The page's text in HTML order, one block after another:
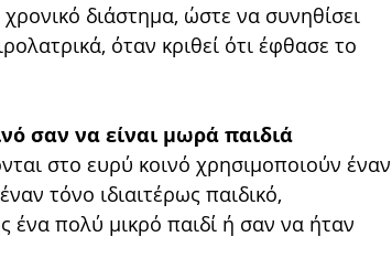
διάστημα, ώστε να συνηθίσει
όταν κριθεί ότι έφθασε το
σαν να είναι μωρά παιδιά
στο ευρύ κοινό χρησιμοποιούν έναν
τόνο ιδιαιτέρως παιδικό,
ένα πολύ μικρό παιδί ή σαν να ήταν